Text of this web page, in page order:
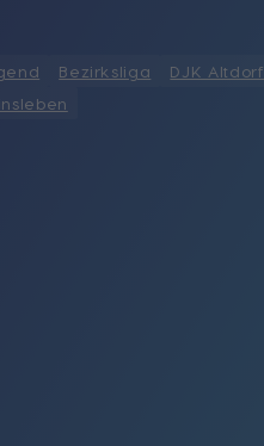
Bezirksliga DJK Altdorf